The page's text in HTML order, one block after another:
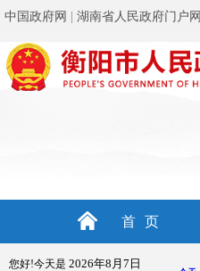
中国政府网 湖南省人民政府门户网
首页
您好!今天是 2026年8月7日